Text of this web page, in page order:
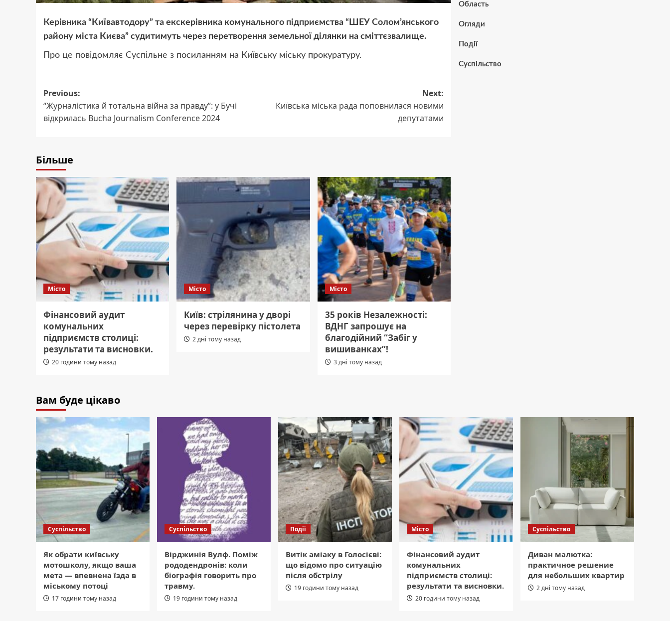
Керівника “Київавтодору” та екскерівника комунального підприємства “ШЕУ Солом’янського
району міста Києва” судитимуть через перетворення земельної ділянки на сміттєзвалище.
Про це повідомляє Суспільне з посиланням на Київську міську прокуратуру.
Post
navigation
Previous:
“Журналістика й тотальна війна за правду”: у Бучі
відкрилась Bucha Journalism Conference 2024
Next:
Київська міська рада поповнилася новими
депутатами
Більше
Місто
Фінансовий аудит
комунальних
підприємств столиці:
результати та висновки.
20 години тому назад
Місто
Київ: стрілянина у дворі
через перевірку пістолета
2 дні тому назад
Місто
35 років Незалежності:
ВДНГ запрошує на
благодійний “Забіг у
вишиванках”!
3 дні тому назад
Область
Огляди
Події
Суспільство
Вам буде цікаво
Суспільство
Як обрати київську
мотошколу, якщо ваша
мета — впевнена їзда в
міському потоці
17 години тому назад
Суспільство
Вірджинія Вулф. Поміж
рододендронів: коли
біографія говорить про
травму.
19 години тому назад
Події
Витік аміаку в Голосієві:
що відомо про ситуацію
після обстрілу
19 години тому назад
Місто
Фінансовий аудит
комунальних
підприємств столиці:
результати та висновки.
20 години тому назад
Суспільство
Диван малютка:
практичное решение
для небольших квартир
2 дні тому назад